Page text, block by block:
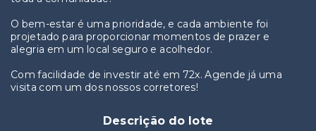
O bem-estar é uma prioridade, e cada ambiente foi
projetado para proporcionar momentos de prazer e
alegria em um local seguro e acolhedor.
Com facilidade de investir até em 72x. Agende já uma
visita com um dos nossos corretores!
Descrição do lote